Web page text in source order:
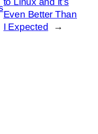
Even Better Than
I Expected
→